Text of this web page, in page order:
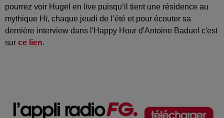
pourrez voir Hugel en live puisqu’il tient une résidence au
mythique Hï, chaque jeudi de l’été et pour écouter sa
dernière interview dans l'Happy Hour d'Antoine Baduel c'est
sur ce lien.